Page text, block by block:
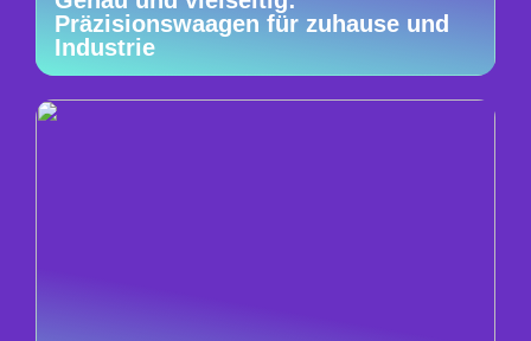
Präzisionswaagen für zuhause und
Industrie